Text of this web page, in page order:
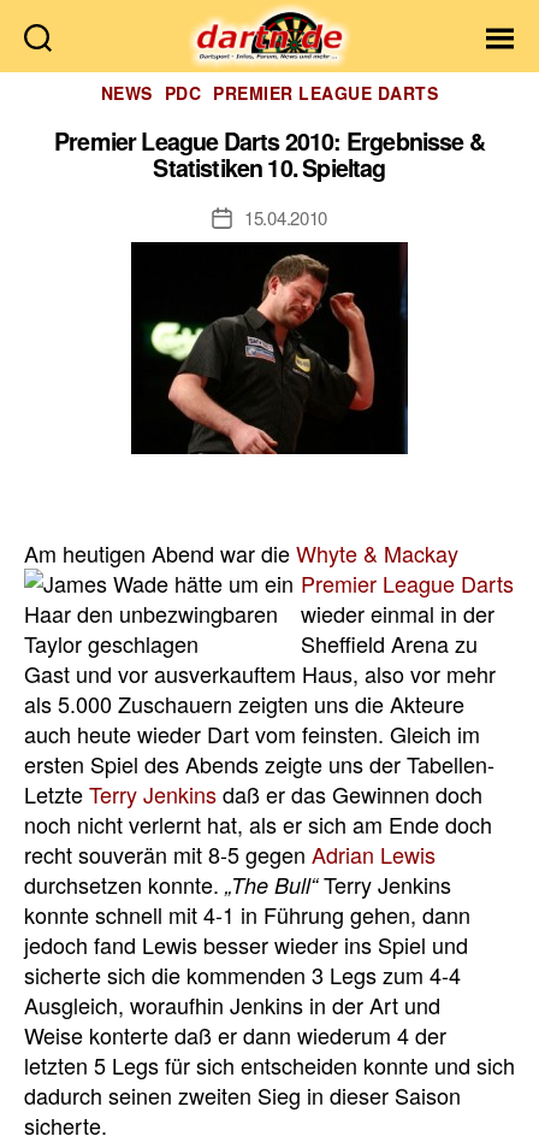
Dartn.de
Kategorien
NEWS PDC PREMIER LEAGUE DARTS
Premier League Darts 2010: Ergebnisse &
Statistiken 10. Spieltag
Veröffentlichungsdatum
15.04.2010
Am heutigen Abend wardieWhyte & Mackay
Premier League Darts
wieder einmal in der
Sheffield Arena zu
Gast und vor ausverkauftem Haus, also vor mehr
als 5.000 Zuschauern zeigten uns die Akteure
auch heute wieder Dart vom feinsten. Gleich im
ersten Spiel des Abends zeigte uns der Tabellen-
LetzteTerry Jenkinsdaß er das Gewinnen doch
noch nicht verlernt hat, als er sich am Ende doch
recht souverän mit 8-5 gegen Adrian Lewis
durchsetzen konnte. „The Bull“Terry Jenkins
konnte schnell mit 4-1 in Führung gehen, dann
jedoch fand Lewis besser wieder ins Spiel und
sicherte sich die kommenden 3 Legs zum 4-4
Ausgleich, woraufhin Jenkins in der Art und
Weise konterte daß er dann wiederum 4 der
letzten 5 Legs für sich entscheiden konnte und sich
dadurch seinen zweiten Sieg in dieser Saison
sicherte.